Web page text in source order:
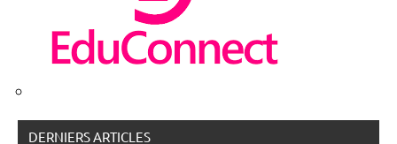
DERNIERS ARTICLES